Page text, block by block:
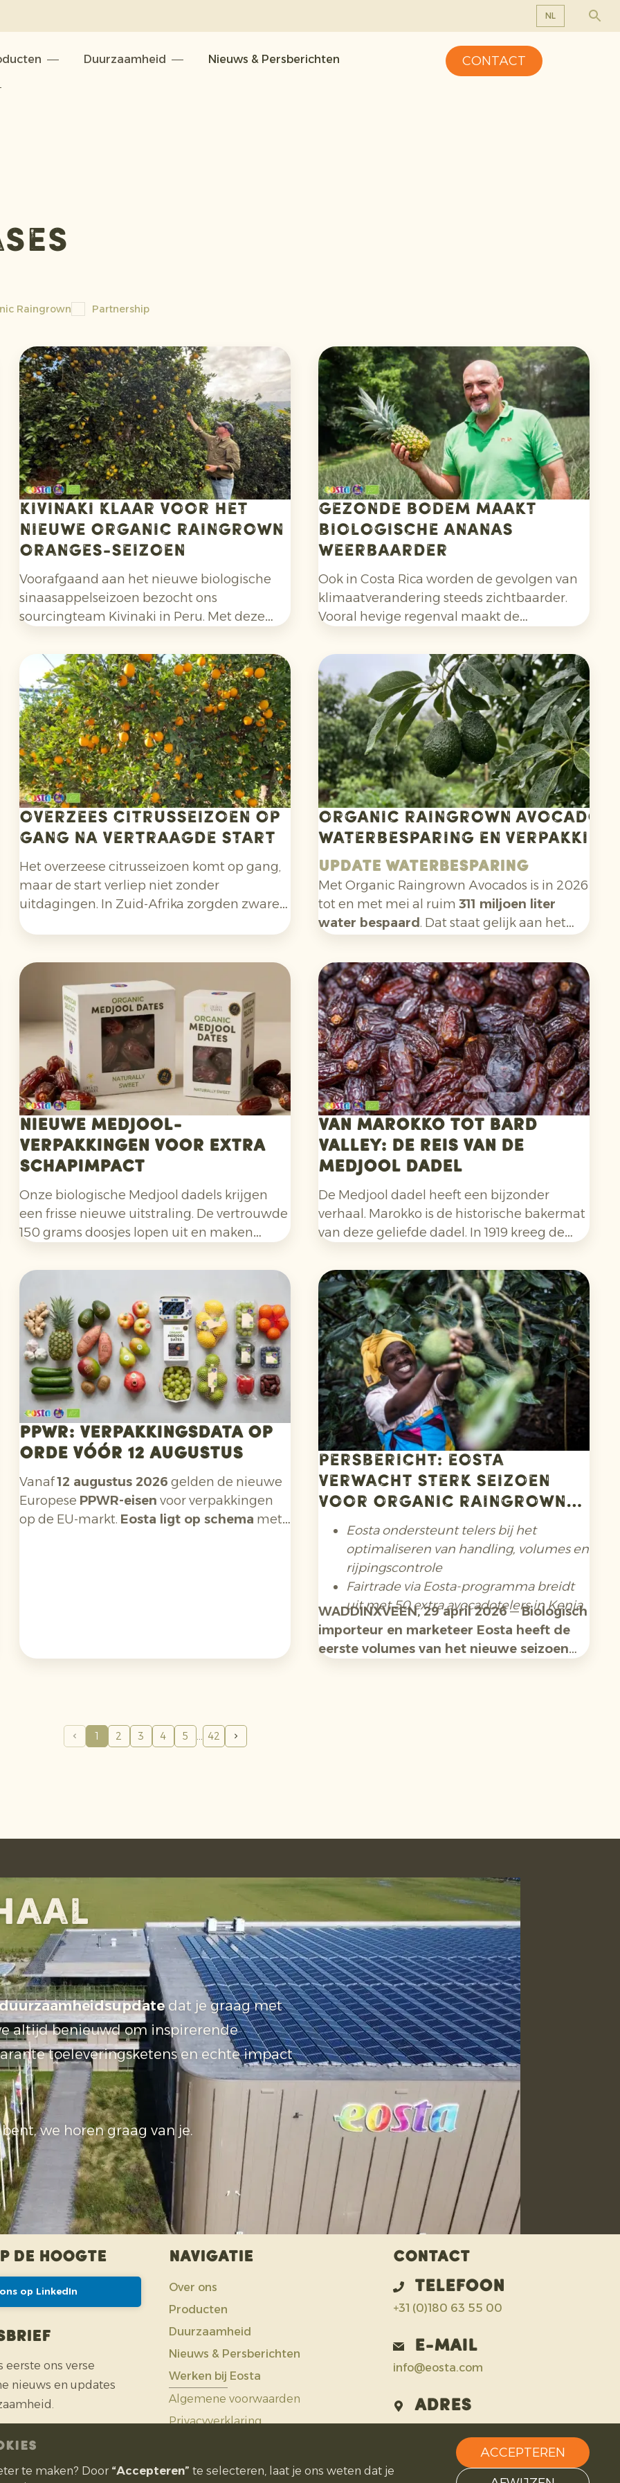
te maken? Door “Accepteren” te selecteren, laat je ons weten dat je
ACCEPTEREN
NL
Duurzaamheid Nieuws & Persberichten CONTACT
Raingrown
Partnership
Kivinaki klaar voor het
nieuwe Organic Raingrown
Oranges-seizoen
Voorafgaand aan het nieuwe biologische
sinaasappelseizoen bezocht ons
sourcingteam Kivinaki in Peru. Met deze
vier jaar een succesvol exportprogramma
opgebouwd. Tijdens het bezoek bereidden
we samen de komende maanden voor.
Gezonde bodem maakt
biologische ananas
weerbaarder
Ook in Costa Rica worden de gevolgen van
klimaatverandering steeds zichtbaarder.
Vooral hevige regenval maakt de
vraagt aanpassingsvermogen van telers.
Overzees citrusseizoen op
gang na vertraagde start
Het overzeese citrusseizoen komt op gang,
maar de start verliep niet zonder
uitdagingen. In Zuid-Afrika zorgden zware
regenval en bijbehorende operationele
pakwerk en verladingen. Voor sinaasappels
speelde daarnaast mee dat de
kleuring aanvankelijk achterbleef. Die
situatie is inmiddels verbeterd.
Organic Raingrown Avocados:
waterbesparing en
Update waterbesparing
Met Organic Raingrown Avocados is in 2026
tot en met mei al ruim 311 miljoen liter
water bespaard. Dat staat gelijk aan het
Een helder en tastbaar
duurzaamheidsverhaal, dat consumenten
helpt om in het schap een bewuste keuze te
maken.
Nieuwe Medjool-
verpakkingen voor extra
schapimpact
Onze biologische Medjool dadels krijgen
een frisse nieuwe uitstraling. De vertrouwde
150 grams doosjes lopen uit en maken
gram en 400 gram. Met een eigentijds,
helderder design sluiten de doosjes beter
aan bij de belangrijkste doelgroepen:
Millennials en Gen Z.
Van Marokko tot Bard
Valley: de reis van de
Medjool dadel
De Medjool dadel heeft een bijzonder
verhaal. Marokko is de historische bakermat
van deze geliefde dadel. In 1919 kreeg de
van de Bayoud-ziekte. Daardoor daalde de
productie drastisch en dreigde de Medjool
dadel bijna te verdwijnen.
PPWR: verpakkingsdata op
orde vóór 12 augustus
Vanaf12 augustus 2026 gelden de nieuwe
Europese PPWR-eisen voor verpakkingen
op de EU-markt. Eosta ligt op schema met
verpakkingstype verzamelen, voldoen aan
relevante UPV/EPR-systemen.
Persbericht: Eosta
verwacht sterk seizoen
voor Organic Raingrown
avocado’s uit Oost-Afrika
Eosta ondersteunt telers bij het
optimaliseren van handling, volumes en
rijpingscontrole
Fairtrade via Eosta-programma breidt
uit met 50 extra avocadotelers in Kenia
WADDINXVEEN, 29 april 2026—Biologisch
importeur en marketeer Eosta heeft de
eerste volumes van het nieuwe seizoen
1 2 3 4 5 42
dat je graag met
altijd benieuwd om inspirerende
toeleveringsketens en echte impact
we horen graag van je.
de hoogte
op LinkedIn
eerste ons verse
nieuws en updates
AAN
Navigatie
Over ons
Producten
Duurzaamheid
Nieuws & Persberichten
Werken bij Eosta
Algemene voorwaarden
Privacyverklaring
Contact
Telefoon
+31 (0)180 63 55 00
E-mail
info@eosta.com
Adres
2742 KH Waddinxveen
Nederland